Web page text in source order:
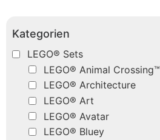
Kategorien
LEGO® Sets
LEGO® Animal Crossing™
LEGO® Architecture
LEGO® Art
LEGO® Avatar
LEGO® Bluey